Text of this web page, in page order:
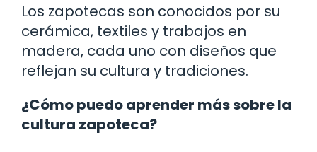
Los zapotecas son conocidos por su
cerámica, textiles y trabajos en
madera, cada uno con diseños que
reflejan su cultura y tradiciones.
¿Cómo puedo aprender más sobre la
cultura zapoteca?